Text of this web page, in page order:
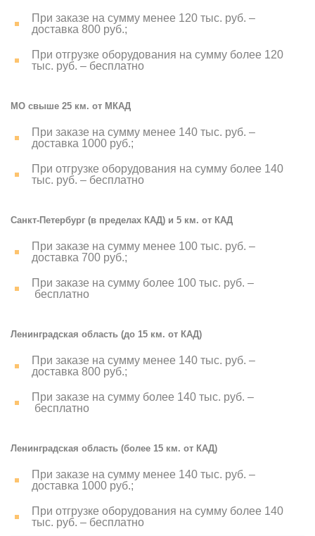
При заказе на сумму менее 120 тыс. руб. –
доставка 800 руб.;
При отгрузке оборудования на сумму более 120
тыс. руб. – бесплатно
МО свыше 25 км. от МКАД
При заказе на сумму менее 140 тыс. руб. –
доставка 1000 руб.;
При отгрузке оборудования на сумму более 140
тыс. руб. – бесплатно
Санкт-Петербург (в пределах КАД) и 5 км. от КАД
При заказе на сумму менее 100 тыс. руб. –
доставка 700 руб.;
При заказе на сумму более 100 тыс. руб. –
бесплатно
Ленинградская область (до 15 км. от КАД)
При заказе на сумму менее 140 тыс. руб. –
доставка 800 руб.;
При заказе на сумму более 140 тыс. руб. –
бесплатно
Ленинградская область (более 15 км. от КАД)
При заказе на сумму менее 140 тыс. руб. –
доставка 1000 руб.;
При отгрузке оборудования на сумму более 140
тыс. руб. – бесплатно